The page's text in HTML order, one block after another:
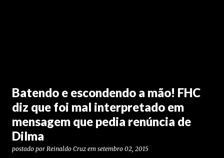
Batendo e escondendo a mão! FHC
diz que foi mal interpretado em
mensagem que pedia renúncia de
Dilma
postado por Reinaldo Cruz em setembro 02, 2015